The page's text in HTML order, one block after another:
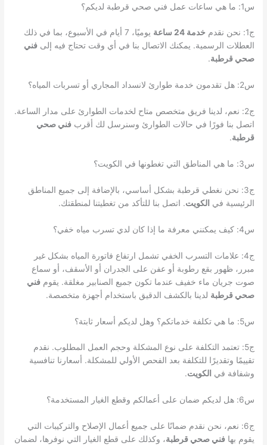
س1: ما هي ساعات عمل فني صحي قرطبة لديكم؟
ج1: نحن نقدم خدمة 24 ساعة
يوميًا، 7 أيام في الأسبوع، بما في ذلك
العطلات الرسمية. يمكنك الاتصال بنا في أي وقت تحتاج فيه إلىفني
صحي قرطبة.
س2: هل تقدمون خدمة طوارئ لانسداد المجاري أو تسربات المياه؟
ج2: نعم، لدينا فريق متخصص متاح لخدمات الطوارئ على مدار الساعة.
اتصل بنا فورًا في حالات الطوارئ وسنرسل لك أقربفني صحي
قرطبة.
س3: ما هي المناطق التي تغطونها في الكويت؟
ج3: نحن نغطي قرطبة بشكل أساسي، بالإضافة إلى جميع المناطق
الرئيسية في الكويت. اتصل بنا للتأكد من تغطيتنا لمنطقتك.
س4: كيف يمكنني معرفة ما إذا كان لدي تسرب مياه خفي؟
ج4: علامات التسرب الخفي تشمل ارتفاع فاتورة المياه بشكل غير
مبرر، ظهور بقع رطوبة أو عفن على الجدران أو الأسقف، أو سماع
صوت جريان ماء خفيف عندما تكون جميع الصنابير مغلقة. يقومفني
صحي قرطبة لدينا بالكشف الدقيق باستخدام أجهزة متخصصة.
س5: ما هي تكلفة خدماتكم؟ وهل لديكم أسعار ثابتة؟
ج5: تعتمد التكلفة على نوع المشكلة وحجم العمل المطلوب. نقدم
تقييمًا وتقديرًا للتكلفة بعد الفحص الأولي للمشكلة. أسعارنا تنافسية
وشفافة في الكويت.
س6: هل لديكم ضمان على أعمالكم وقطع الغيار المستخدمة؟
ج6: نعم، نحن نقدم ضمانًا على جميع أعمال الإصلاح والتركيبات التي
يقوم بهافني صحي قرطبة، وكذلك على قطع الغيار التي نوفرها، لضمان